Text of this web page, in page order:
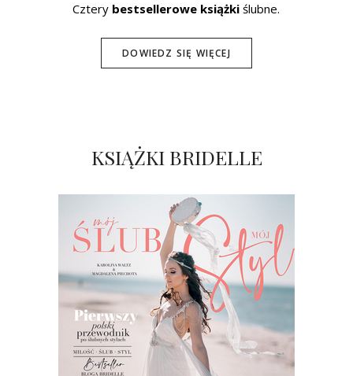
Cztery bestsellerowe książki ślubne.
DOWIEDZ SIĘ WIĘCEJ
KSIĄŻKI BRIDELLE